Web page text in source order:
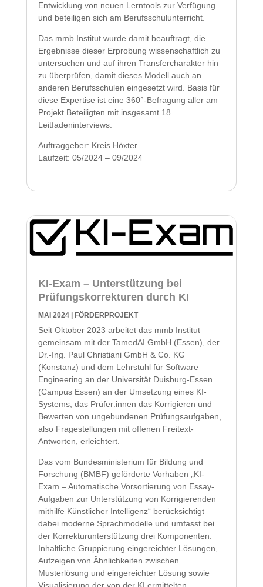
Entwicklung von neuen Lerntools zur Verfügung
und beteiligen sich am Berufsschulunterricht.
Das mmb Institut wurde damit beauftragt, die
Ergebnisse dieser Erprobung wissenschaftlich zu
untersuchen und auf ihren Transfercharakter hin
zu überprüfen, damit dieses Modell auch an
anderen Berufsschulen eingesetzt wird. Basis für
diese Expertise ist eine 360°-Befragung aller am
Projekt Beteiligten mit insgesamt 18
Leitfadeninterviews.
Auftraggeber: Kreis Höxter
Laufzeit: 05/2024 – 09/2024
KI-Exam – Unterstützung bei
Prüfungskorrekturen durch KI
MAI 2024| FÖRDERPROJEKT
Seit Oktober 2023 arbeitet das mmb Institut
gemeinsam mit der TamedAI GmbH (Essen), der
Dr.-Ing. Paul Christiani GmbH & Co. KG
(Konstanz) und dem Lehrstuhl für Software
Engineering an der Universität Duisburg-Essen
(Campus Essen) an der Umsetzung eines KI-
Systems, das Prüfer:innen das Korrigieren und
Bewerten von ungebundenen Prüfungsaufgaben,
also Fragestellungen mit offenen Freitext-
Antworten, erleichtert.
Das vom Bundesministerium für Bildung und
Forschung (BMBF) geförderte Vorhaben „KI-
Exam – Automatische Vorsortierung von Essay-
Aufgaben zur Unterstützung von Korrigierenden
mithilfe Künstlicher Intelligenz“ berücksichtigt
dabei moderne Sprachmodelle und umfasst bei
der Korrekturunterstützung drei Komponenten:
Inhaltliche Gruppierung eingereichter Lösungen,
Aufzeigen von Ähnlichkeiten zwischen
Musterlösung und eingereichter Lösung sowie